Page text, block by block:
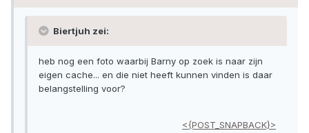
Biertjuh zei:
heb nog een foto waarbij Barny op zoek is naar zijn
eigen cache... en die niet heeft kunnen vinden is daar
belangstelling voor?
<{POST_SNAPBACK}>